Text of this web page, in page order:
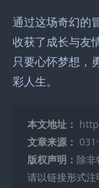
通过这场奇幻的
收获了成长与友
只要心怀梦想，
彩人生。
本文地址：
文章来源： 031
版权声明： 除
请以链接形式注